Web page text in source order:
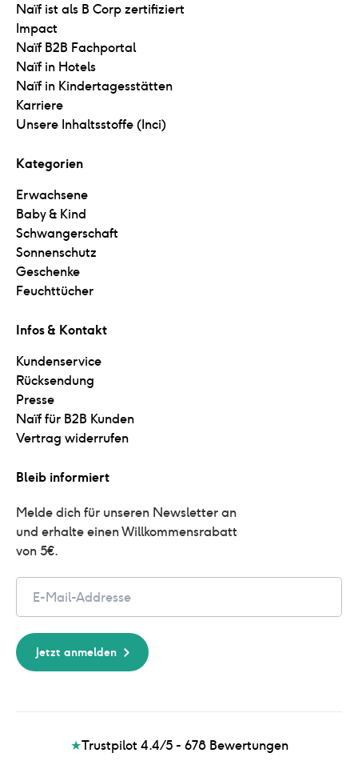
Naïf ist als B Corp zertifiziert
Impact
Naïf B2B Fachportal
Naïf in Hotels
Naïf in Kindertagesstätten
Karriere
Unsere Inhaltsstoffe (Inci)
Kategorien
Erwachsene
Baby & Kind
Schwangerschaft
Sonnenschutz
Geschenke
Feuchttücher
Infos & Kontakt
Kundenservice
Rücksendung
Presse
Naïf für B2B Kunden
Vertrag widerrufen
Bleib informiert
Melde dich für unseren Newsletter an
und erhalte einen Willkommensrabatt
von 5€.
Jetzt anmelden
★Trustpilot 4.4/5 - 678 Bewertungen